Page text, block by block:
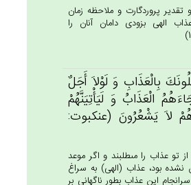
پروردگارت و ملاحظه زمان
الهى بزودى دامان آنان را
بِالْعَذَاب‌ِ وَ لَوْلاَ أَجَل‌ٌ
الْعَذَاب‌ُ وَ لَيَأْتِيَنَّهُمْ‌
لاَ يَشْعُرُون‌َ (عنكبوت:
تو عذاب را مى‏طلبند و اگر موعد
نشده بود، عذاب (الهى) به سراغ
اين عذاب بطور ناگهانى بر